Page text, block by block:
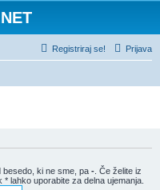
Prijava
Registriraj se!
besedo, ki ne sme, pa - . Če želite iz
* lahko uporabite za delna ujemanja.